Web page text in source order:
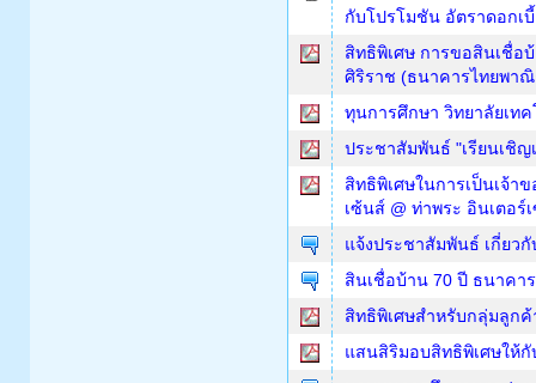
กับโปรโมชัน อัตราดอกเบี้
สิทธิพิเศษ การขอสินเชื่อ
ศิริราช (ธนาคารไทยพา
ทุนการศึกษา วิทยาลัยเท
ประชาสัมพันธ์ "เรียนเชิญ
สิทธิพิเศษในการเป็นเจ้า
เซ้นส์ @ ท่าพระ อินเตอร์
แจ้งประชาสัมพันธ์ เกี่ยว
สินเชื่อบ้าน 70 ปี ธนาคา
สิทธิพิเศษสำหรับกลุ่มลูก
แสนสิริมอบสิทธิพิเศษให้